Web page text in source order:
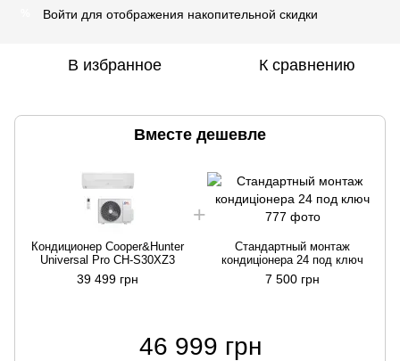
Войти для отображения накопительной скидки
В избранное К сравнению
Вместе дешевле
Кондиционер Cooper&Hunter
Universal Pro CH-S30XZ3
39 499 грн
Стандартный монтаж
кондиціонера 24 под ключ
7 500 грн
46 999 грн